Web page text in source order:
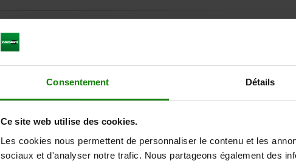
Consentement Détails
Ce site web utilise des cookies.
Les cookies nous permettent de personnaliser le contenu et les
sociaux et d'analyser notre trafic. Nous partageons également des
32
6